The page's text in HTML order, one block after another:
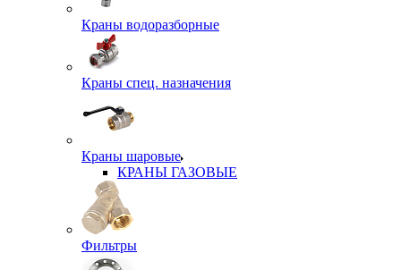
Краны водоразборные
Краны спец. назначения
Краны шаровые
КРАНЫ ГАЗОВЫЕ
Фильтры